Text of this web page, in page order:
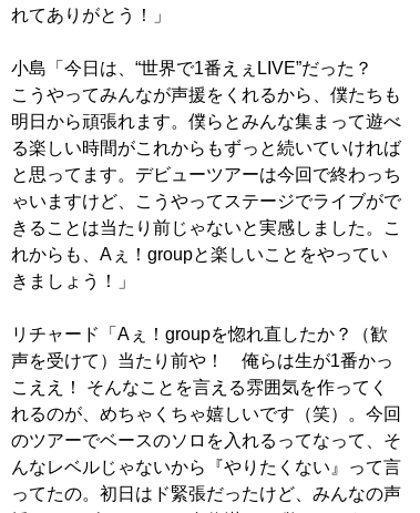
れてありがとう！」
小島「今日は、“世界で1番えぇLIVE”だった？
こうやってみんなが声援をくれるから、僕たちも
明日から頑張れます。僕らとみんな集まって遊べ
る楽しい時間がこれからもずっと続いていければ
と思ってます。デビューツアーは今回で終わっち
ゃいますけど、こうやってステージでライブがで
きることは当たり前じゃないと実感しました。こ
れからも、Aぇ！groupと楽しいことをやってい
きましょう！」
リチャード「Aぇ！groupを惚れ直したか？（歓
声を受けて）当たり前や！ 俺らは生が1番かっ
こええ！ そんなことを言える雰囲気を作ってく
れるのが、めちゃくちゃ嬉しいです（笑）。今回
のツアーでベースのソロを入れるってなって、そ
んなレベルじゃないから『やりたくない』って言
ってたの。初日はド緊張だったけど、みんなの声